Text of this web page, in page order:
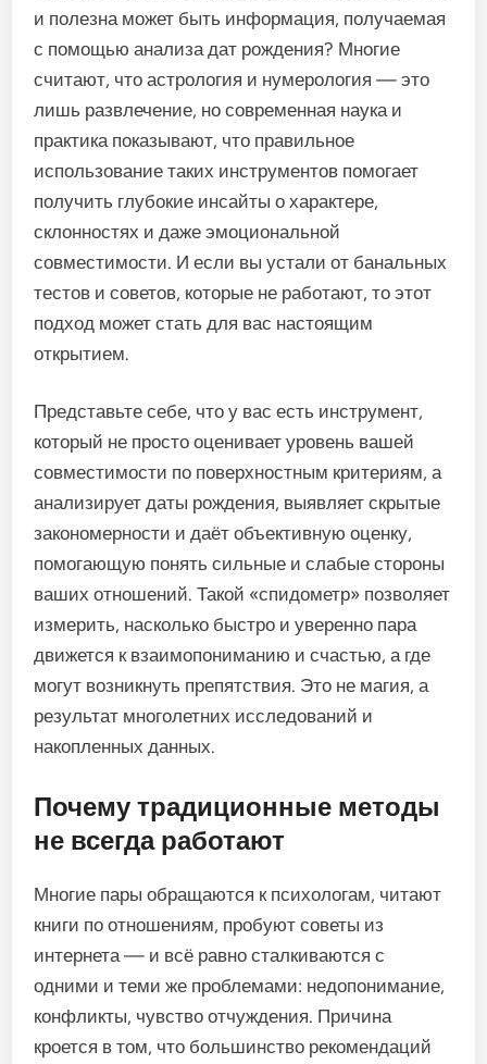
и полезна может быть информация, получаемая
с помощью анализа дат рождения? Многие
считают, что астрология и нумерология — это
лишь развлечение, но современная наука и
практика показывают, что правильное
использование таких инструментов помогает
получить глубокие инсайты о характере,
склонностях и даже эмоциональной
совместимости. И если вы устали от банальных
тестов и советов, которые не работают, то этот
подход может стать для вас настоящим
открытием.
Представьте себе, что у вас есть инструмент,
который не просто оценивает уровень вашей
совместимости по поверхностным критериям, а
анализирует даты рождения, выявляет скрытые
закономерности и даёт объективную оценку,
помогающую понять сильные и слабые стороны
ваших отношений. Такой «спидометр» позволяет
измерить, насколько быстро и уверенно пара
движется к взаимопониманию и счастью, а где
могут возникнуть препятствия. Это не магия, а
результат многолетних исследований и
накопленных данных.
Почему традиционные методы
не всегда работают
Многие пары обращаются к психологам, читают
книги по отношениям, пробуют советы из
интернета — и всё равно сталкиваются с
одними и теми же проблемами: недопонимание,
конфликты, чувство отчуждения. Причина
кроется в том, что большинство рекомендаций